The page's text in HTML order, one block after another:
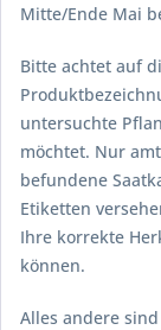
Mitte/Ende Mai
Bitte achtet auf
untersuchte
möchtet. Nur
befundene
Etiketten
Ihre korrekte
können.
Alles andere